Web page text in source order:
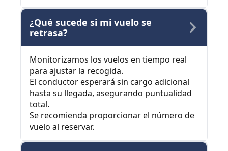
¿Qué sucede si mi vuelo se
retrasa?
Monitorizamos los vuelos en tiempo real
para ajustar la recogida.
El conductor esperará sin cargo adicional
hasta su llegada, asegurando puntualidad
total.
Se recomienda proporcionar el número de
vuelo al reservar.